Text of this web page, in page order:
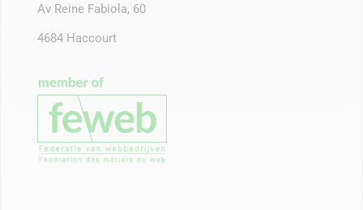
Av Reine Fabiola, 60
4684 Haccourt